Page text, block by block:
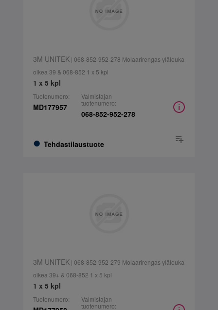
3M UNITEK| 068-852-952-278 Molaarirengas yläleuka
oikea 39 & 068-852 1 x 5 kpl
1 x 5 kpl
Tuotenumero:
MD177957
Tehdastilaustuote
Valmistajan
tuotenumero:
068-852-952-278
3M UNITEK| 068-852-952-279 Molaarirengas yläleuka
oikea 39+ & 068-852 1 x 5 kpl
1 x 5 kpl
Tuotenumero:
Valmistajan
tuotenumero: